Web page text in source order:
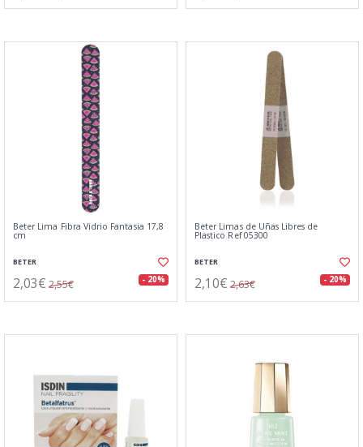
Beter Lima Fibra Vidrio Fantasia 17,8
cm
BETER
2,03€ 2,55€ - 20%
Beter Limas de Uñas Libres de
Plastico Ref 05300
BETER
2,10€ 2,63€ - 20%